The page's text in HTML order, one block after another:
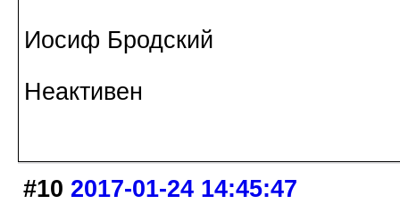
Иосиф Бродский
Неактивен
#10 2017-01-24 14:45:47